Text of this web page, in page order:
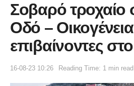
Σοβαρό τροχαίο
Οδό – Οικογένεια
επιβαίνοντες
16-08-23 10:26 Reading Time: 1 min read